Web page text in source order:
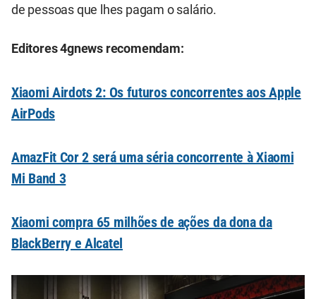
de pessoas que lhes pagam o salário.
Editores 4gnews recomendam:
Xiaomi Airdots 2: Os futuros concorrentes aos Apple
AirPods
AmazFit Cor 2 será uma séria concorrente à Xiaomi
Mi Band 3
Xiaomi compra 65 milhões de ações da dona da
BlackBerry e Alcatel